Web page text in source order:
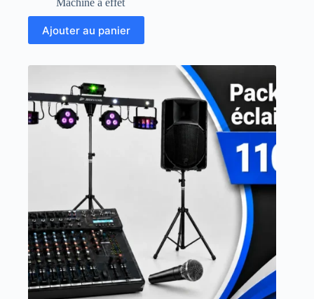
Machine à effet
Ajouter au panier